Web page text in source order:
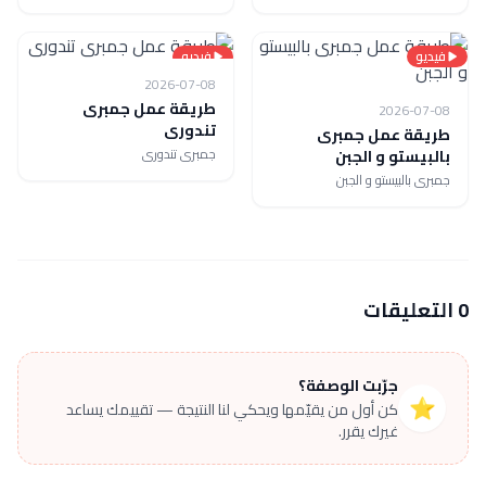
فيديو
2026-07-08
طريقة عمل جمبرى
بالبيستو و الجبن
جمبرى بالبيستو و الجبن
فيديو
2026-07-08
طريقة عمل جمبرى
تندورى
جمبرى تندورى
0 التعليقات
⭐
جرّبت الوصفة؟
كن أول من يقيّمها ويحكي لنا النتيجة — تقييمك يساعد
غيرك يقرر.